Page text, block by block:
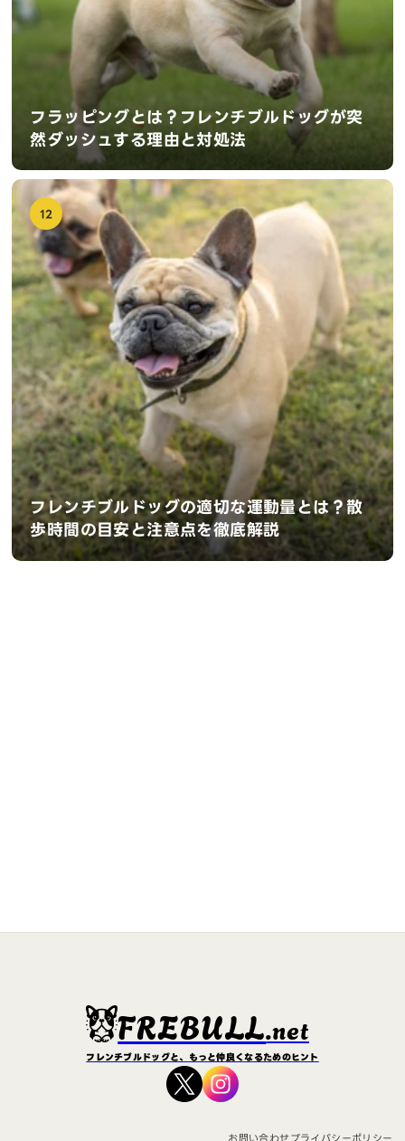
フラッピングとは？フレンチブルドッグが突
然ダッシュする理由と対処法
12
フレンチブルドッグの適切な運動量とは？散
歩時間の目安と注意点を徹底解説
FREBULL.net
フレンチブルドッグと、もっと仲良くなるためのヒント
お問い合わせプライバシーポリシー